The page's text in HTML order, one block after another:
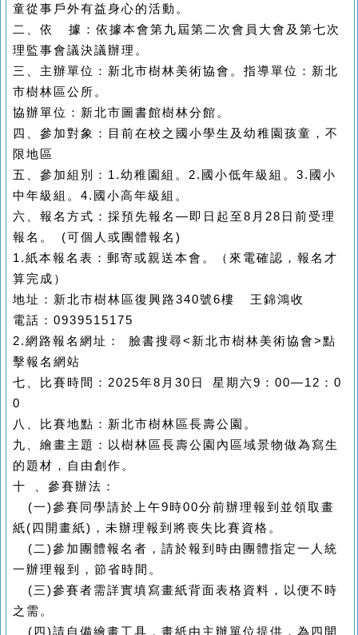
童從事戶外有益身心的活動。
二、依
據：依據本會第九屆第二次會員大會及第七次
理監事會議決議辦理。
三、主辦單位：新北市樹林美術協會。指導單位：新北
市樹林區公所。
協辦單位：新北市圖書館樹林分館。
四、參加對象：目前在校之國小學生及幼稚園孩童，不
限地區
五、參加組別： 1.幼稚園組。 2. 國小低年級組。 3. 國小
中年級組。 4. 國小高年級組。
六、報名方式：採預先報名—即日起至8 月 28 日前受理
報名。
(可個人或團體報名 )
1.紙本報名表：郵寄或親送本會。（來電確認，報名才
算完成）
地址：新北市樹林區復興路340號6樓
王錦鴻收
電話： 0939515175
2.網路報名網址： 臉書搜尋< 新北市樹林美術協會>點
擊報名網站
七、比賽時間： 2025年8 月 30 日 星期六9 ： 00—12 ： 0
0
八、比賽地點：新北市樹林區長壽公園。
九、繪畫主題：以樹林區長壽公園內區域景物做為寫生
的題材，自由創作。
十 、參賽辦法：
(一)參賽同學請於上午9 時00分前辦理報到並領取畫
紙( 四開畫紙) ，未辦理報到將喪失比賽資格。
( 二)參加團體報名者，請於報到時由團體指定一人統
一辦理報到，節省時間。
(三)參賽者需詳實填寫畫紙背面表格資料，以便不時
之需。
( 四)請自備繪畫工具，畫紙由主辦單位提供，為四開